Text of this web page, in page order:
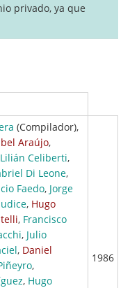
privado, ya que
(Compilador),
Araújo,
Lilián Celiberti,
Di Leone,
Faedo, Jorge
, Hugo
, Francisco
, Julio
, Daniel
,
, Hugo
1986